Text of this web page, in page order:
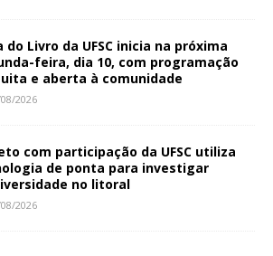
do Livro da UFSC inicia na próxima
feira, dia 10, com programação
e aberta à comunidade
2026
com participação da UFSC utiliza
de ponta para investigar
no litoral
2026